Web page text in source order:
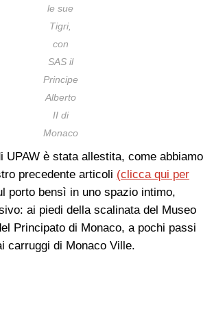
le sue
Tigri,
con
SAS il
Principe
Alberto
II di
Monaco
UPAW è stata allestita, come abbiamo
precedente articoli (clicca qui per
porto bensì in uno spazio intimo,
ai piedi della scalinata del Museo
Principato di Monaco, a pochi passi
carruggi di Monaco Ville.